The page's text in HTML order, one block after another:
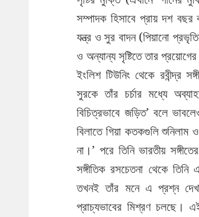
সম্পাদক হিসাবে প্রায় দশ
যন্ত্র ও সুর বাদন (পিয়ানো
ও অন্যান্য সৃষ্টিতে তার
ইংলিশ টিউনিং থেকে রবীন্দ্র
সুরকে তাঁর চর্চার মধ্যে
বিচিত্রভাবে জড়িত’ বলে
বিলাতে গিয়া কতকগুলি শুনিলাম
না।’ পরে তিনি ভারতীয়
সঙ্গীতিক রসচেতনা থেকে
তখনই তাঁর মনে এ প্রশ্ন
প্রাচ্যভাবের মিশ্রণ চলছে।